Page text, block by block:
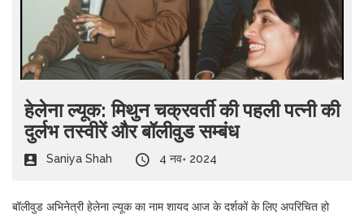
हेलेना ल्यूक: मिथुन चक्रवर्ती की पहली पत्नी की
दुर्लभ तस्वीरें और बॉलीवुड सम्बंध
Saniya Shah 4 नव॰ 2024
बॉलीवुड अभिनेत्री हेलेना ल्यूक का नाम शायद आज के दर्शकों के लिए अपरिचित हो